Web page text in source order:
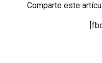
Comparte este